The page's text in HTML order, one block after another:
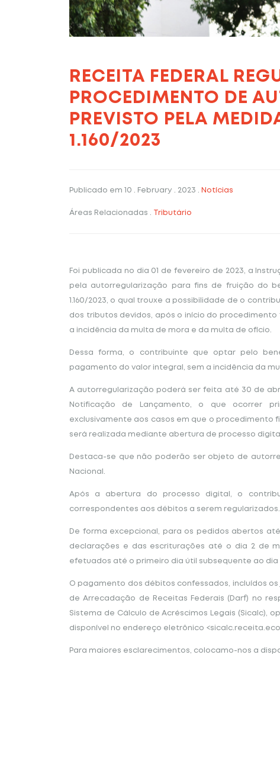
RECEITA FEDERAL
PROCEDIMENTO DE
PREVISTO PELA
1.160/2023
Publicado em 10 . February . 2023 Notícias
Áreas Relacionadas Tributário
Foi publicada no dia 01 de fevereiro de 2023, a
pela autorregularização para fins de fruição do
1.160/2023, o qual trouxe a possibilidade de o
dos tributos devidos, após o início do
a incidência da multa de mora e da multa de ofício.
Dessa forma, o contribuinte que optar pelo
pagamento do valor integral, sem a incidência da
A autorregularização poderá ser feita até 30 de
Notificação de Lançamento, o que ocorrer
exclusivamente aos casos em que o procedimento
será realizada mediante abertura de processo digital
Destaca-se que não poderão ser objeto de
Nacional.
Após a abertura do processo digital, o
correspondentes aos débitos a serem regularizados.
De forma excepcional, para os pedidos abertos
declarações e das escriturações até o dia 2 de
efetuados até o primeiro dia útil subsequente ao dia
O pagamento dos débitos confessados, incluídos
de Arrecadação de Receitas Federais (Darf) no
Sistema de Cálculo de Acréscimos Legais (Sicalc),
disponível no endereço eletrônico
Para maiores esclarecimentos, colocamo-nos a